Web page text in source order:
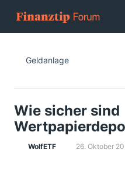
Geldanlage
Wie sicher sind
WolfETF 26. Oktober